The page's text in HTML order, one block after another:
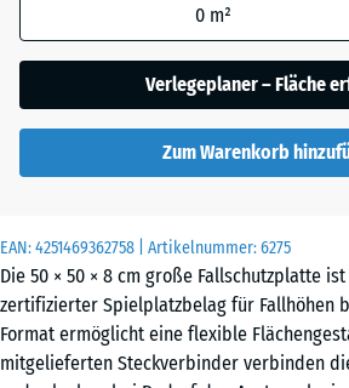
EAN:4251469362758 | Artikelnummer:6275
Die 50 × 50 × 8 cm große Fallschutzplatte ist
zertifizierter Spielplatzbelag für Fallhöhen
Format ermöglicht eine flexible
mitgelieferten Steckverbinder verbinden
Himmelblau
Sandbeige + 0,50 €
0 m²
Verlegeplaner – Fläche
Zum Warenkorb